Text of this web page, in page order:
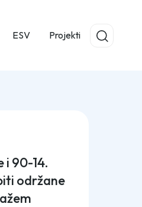
ESV Projekti
i 90-14.
održane